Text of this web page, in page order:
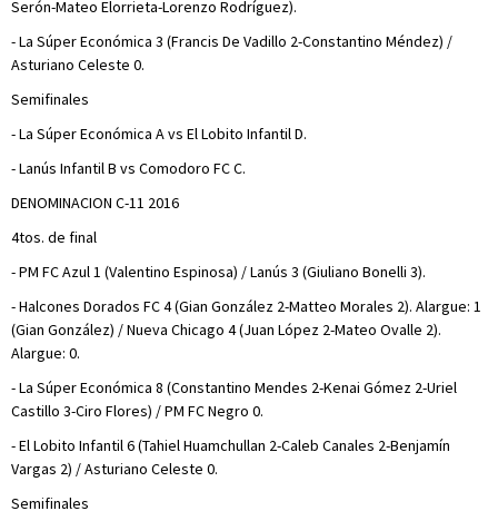
Serón-Mateo Elorrieta-Lorenzo Rodríguez).
- La Súper Económica 3 (Francis De Vadillo 2-Constantino Méndez) /
Asturiano Celeste 0.
Semifinales
- La Súper Económica A vs El Lobito Infantil D.
- Lanús Infantil B vs Comodoro FC C.
DENOMINACION C-11 2016
4tos. de final
- PM FC Azul 1 (Valentino Espinosa) / Lanús 3 (Giuliano Bonelli 3).
- Halcones Dorados FC 4 (Gian González 2-Matteo Morales 2). Alargue: 1
(Gian González) / Nueva Chicago 4 (Juan López 2-Mateo Ovalle 2).
Alargue: 0.
- La Súper Económica 8 (Constantino Mendes 2-Kenai Gómez 2-Uriel
Castillo 3-Ciro Flores) / PM FC Negro 0.
- El Lobito Infantil 6 (Tahiel Huamchullan 2-Caleb Canales 2-Benjamín
Vargas 2) / Asturiano Celeste 0.
Semifinales